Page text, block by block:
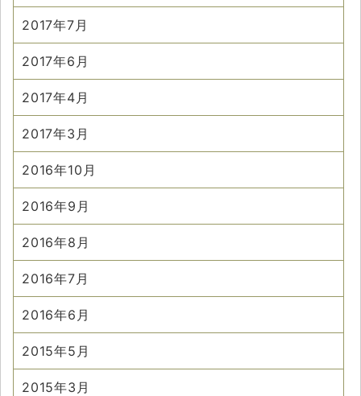
2017年7月
2017年6月
2017年4月
2017年3月
2016年10月
2016年9月
2016年8月
2016年7月
2016年6月
2015年5月
2015年3月